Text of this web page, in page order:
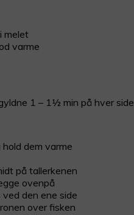
melet
varme
1 – 1½ min på hver side
dem varme
på tallerkenen
ovenpå
den ene side
over fisken